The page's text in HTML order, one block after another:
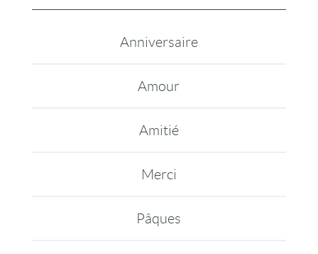
Anniversaire
Amour
Amitié
Merci
Pâques